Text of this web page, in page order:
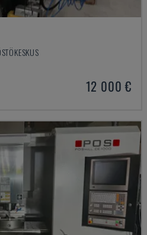
12 000 €